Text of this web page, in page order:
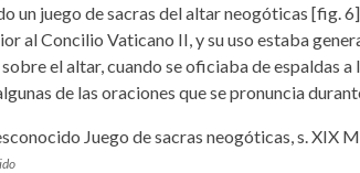
un juego de sacras del altar neogóticas [fig.
al Concilio Vaticano II, y su uso estaba
sobre el altar, cuando se oficiaba de espaldas
de las oraciones que se pronuncia